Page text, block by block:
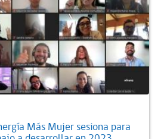
Más Mujer sesiona para